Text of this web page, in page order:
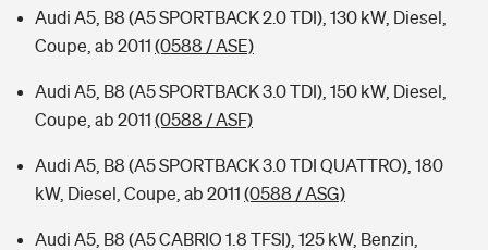
Audi A5, B8 (A5 SPORTBACK 2.0 TDI), 130 kW, Diesel,
Coupe, ab 2011 (0588 / ASE)
Audi A5, B8 (A5 SPORTBACK 3.0 TDI), 150 kW, Diesel,
Coupe, ab 2011 (0588 / ASF)
Audi A5, B8 (A5 SPORTBACK 3.0 TDI QUATTRO), 180
kW, Diesel, Coupe, ab 2011 (0588 / ASG)
Audi A5, B8 (A5 CABRIO 1.8 TFSI), 125 kW, Benzin,